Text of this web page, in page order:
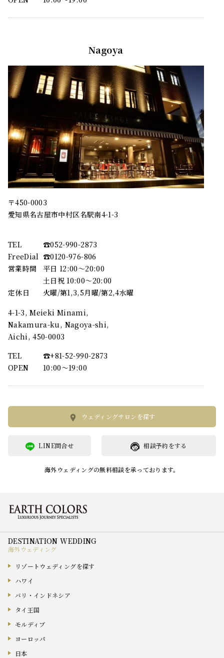
Nagoya
〒450-0003
愛知県名古屋市中村区名駅南4-1-3
TEL
☎︎052-990-2873
FreeDial ☎︎0120-976-806
営業時間
平日 12:00～20:00
土日祝 10:00～20:00
定休日
火曜/第1,3,5月曜/第2,4水曜
4-1-3, Meieki Minami,
Nakamura-ku, Nagoya-shi,
Aichi, 450-0003
TEL
☎︎+81-52-990-2873
OPEN
10:00〜19:00
ウェディングサロンを探す
相談予約をする
LINE問合せ
海外ウェディングの無料相談を承っております。
海外ウェディング
リゾートウェディングを探す
ハワイ
バリ・インドネシア
タイ王国
モルディブ
ヨーロッパ
日本